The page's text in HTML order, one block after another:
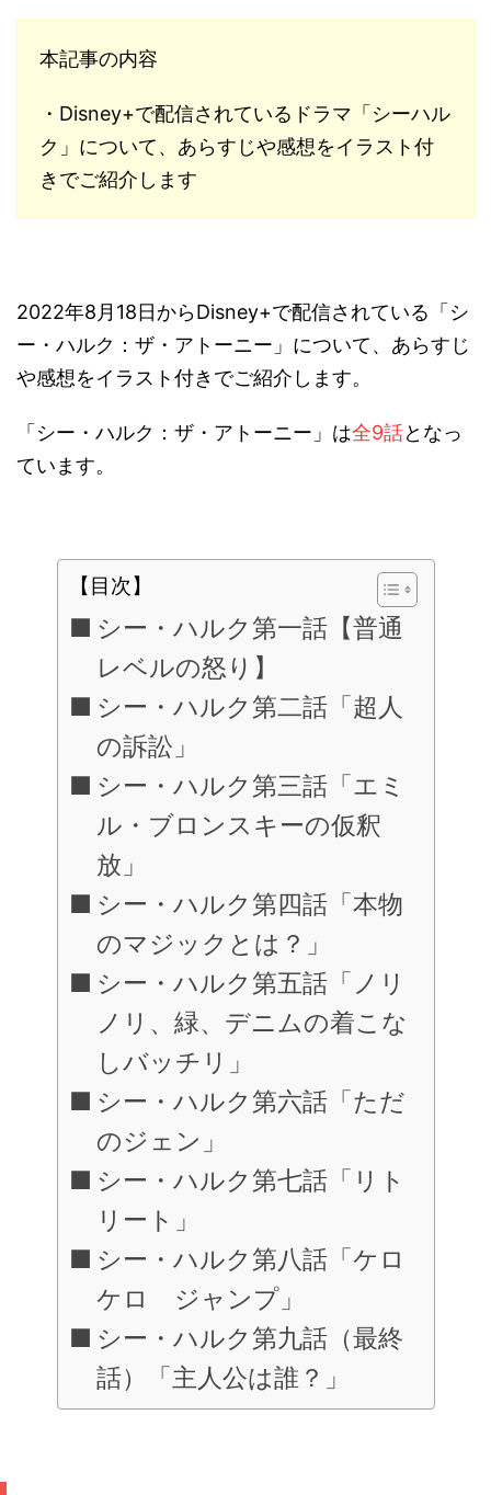
本記事の内容
・Disney+で配信されているドラマ「シーハル
ク」について、あらすじや感想をイラスト付
きでご紹介します
2022年8月18日からDisney+で配信されている「シ
ー・ハルク：ザ・アトーニー」について、あらすじ
や感想をイラスト付きでご紹介します。
「シー・ハルク：ザ・アトーニー」は全9話となっ
ています。
【目次】
シー・ハルク第一話【普通
レベルの怒り】
シー・ハルク第二話「超人
の訴訟」
シー・ハルク第三話「エミ
ル・ブロンスキーの仮釈
放」
シー・ハルク第四話「本物
のマジックとは？」
シー・ハルク第五話「ノリ
ノリ、緑、デニムの着こな
しバッチリ」
シー・ハルク第六話「ただ
のジェン」
シー・ハルク第七話「リト
リート」
シー・ハルク第八話「ケロ
ケロ ジャンプ」
シー・ハルク第九話（最終
話）「主人公は誰？」